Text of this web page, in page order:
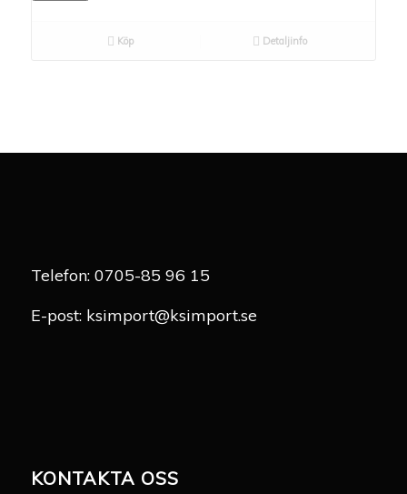
Köp Detaljinfo
Telefon: 0705-85 96 15
E-post: ksimport@ksimport.se
KONTAKTA OSS